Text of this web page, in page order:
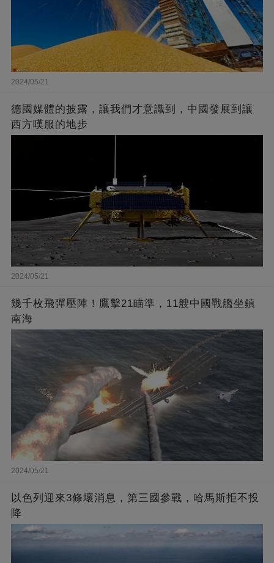
2024/05/21
德國媒體的披露，讓我們才意識到，中國發展到讓
西方嘆服的地步
2024/05/21
幾千枚飛彈壓陣！鷹擊21瞄準，11艘中國戰艦坐鎮
南海
2024/05/21
以色列迎來3條壞消息，第三國參戰，哈馬斯拒不投
降